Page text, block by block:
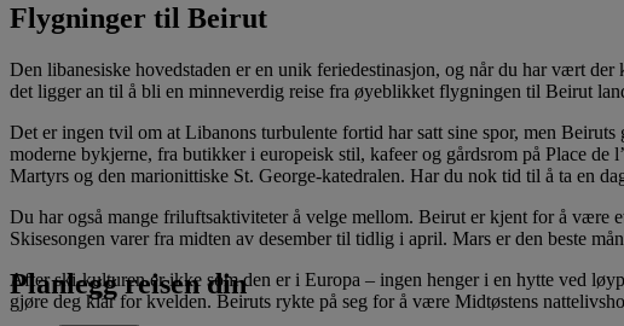
Flygninger til Beirut
Den libanesiske hovedstaden er en unik feriedestinasjon, og når du har vært
det ligger an til å bli en minneverdig reise fra øyeblikket flygningen til Beirut
Det er ingen tvil om at Libanons turbulente fortid har satt sine spor, men
moderne bykjerne, fra butikker i europeisk stil, kafeer og gårdsrom på Place
Martyrs og den marionittiske St. George-katedralen. Har du nok tid til å ta en
Du har også mange friluftsaktiviteter å velge mellom. Beirut er kjent for å være
Skisesongen varer fra midten av desember til tidlig i april. Mars er den beste
After ski-kulturen er ikke som den er i Europa – ingen henger i en hytte ved
gjøre deg klar for kvelden. Beiruts rykte på seg for å være Midtøstens
Planlegg reisen din